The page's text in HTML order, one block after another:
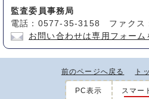
監査委員事務局
電話：0577-35-3158 ファクス
お問い合わせは専用フォーム
前のページへ戻る ト
PC表示 スマー